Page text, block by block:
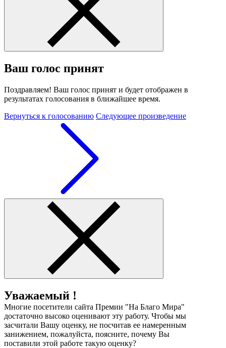
Ваш голос принят
Поздравляем! Ваш голос принят и будет отображен в
результатах голосования в ближайшее время.
Вернуться к голосованию Следующее произведение
Уважаемый !
Многие посетители сайта Премии "На Благо Мира"
достаточно высоко оценивают эту работу. Чтобы мы
засчитали Вашу оценку, не посчитав ее намеренным
занижением, пожалуйста, поясните, почему Вы
поставили этой работе такую оценку?